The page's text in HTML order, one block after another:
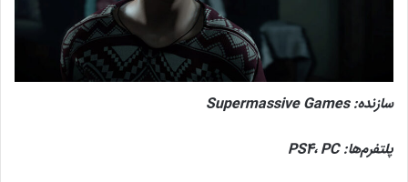
سازنده:Supermassive Games
پلتفرم‌ها:
PS4،PC